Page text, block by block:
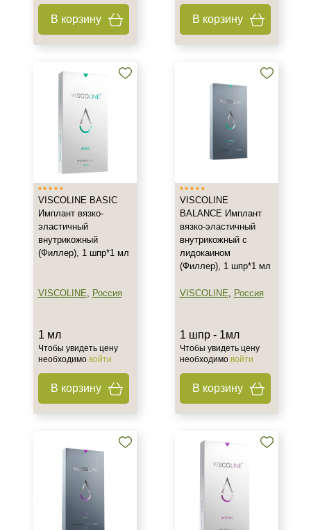
Имплант
Восстановление
Моделирование
Увеличение губ
Показать еще
Назначение против
Алопеция
Асимметрия
Восстановление контуров лица
Восстановление контуров тела
Гладкость
Показать еще
Вокруг глаз
Губоподбородочная складка
В корзину В корзину
VISCOLINE BASIC
Имплант вязко-
эластичный
внутрикожный
(Филлер), 1 шпр*1 мл
VISCOLINE, Россия
1 мл
Чтобы увидеть цену
необходимо войти
В корзину
VISCOLINE
BALANCE Имплант
вязко-эластичный
внутрикожный с
лидокаином
(Филлер), 1 шпр*1 мл
VISCOLINE, Россия
1 шпр - 1мл
Чтобы увидеть цену
необходимо войти
В корзину